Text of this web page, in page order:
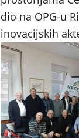
dio na OPG-u
inovacijskih